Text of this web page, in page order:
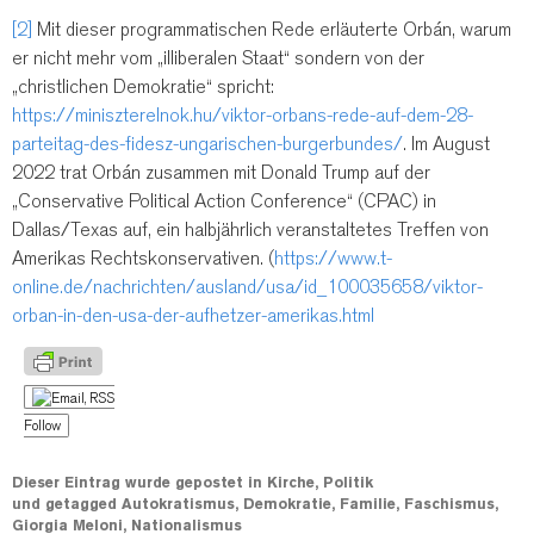
[2] Mit dieser programmatischen Rede erläuterte Orbán, warum
er nicht mehr vom „illiberalen Staat“ sondern von der
„christlichen Demokratie“ spricht:
https://miniszterelnok.hu/viktor-orbans-rede-auf-dem-28-
parteitag-des-fidesz-ungarischen-burgerbundes/. Im August
2022 trat Orbán zusammen mit Donald Trump auf der
„Conservative Political Action Conference“ (CPAC) in
Dallas/Texas auf, ein halbjährlich veranstaltetes Treffen von
Amerikas Rechtskonservativen. (https://www.t-
online.de/nachrichten/ausland/usa/id_100035658/viktor-
orban-in-den-usa-der-aufhetzer-amerikas.html
Follow
Dieser Eintrag wurde gepostet in Kirche, Politik
und getagged Autokratismus, Demokratie, Familie, Faschismus,
Giorgia Meloni, Nationalismus